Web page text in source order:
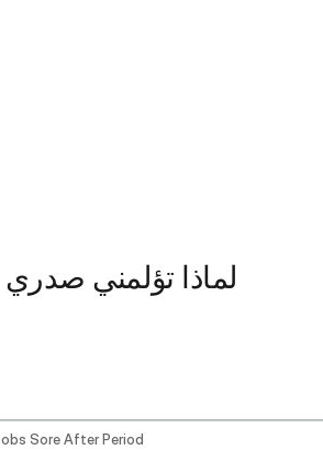
لماذا تؤلمني صدري
Sore After Period